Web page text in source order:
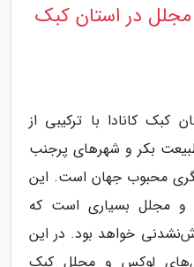
در استان کبک
کبک کانادا با ترکیبی از
بکر و شهرهای پرجنب
محبوب جهان است. این
و مجلل بسیاری است که
خواهد بود. در این
لوکس و مجلل کبک